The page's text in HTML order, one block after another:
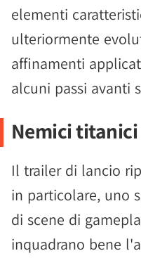
elementi
ulteriormente
affinamenti
alcuni passi avanti
Nemici titanici
Il trailer di lancio
in particolare, uno
di scene di
inquadrano bene